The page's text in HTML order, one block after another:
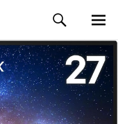
メイン
メニュ
ー